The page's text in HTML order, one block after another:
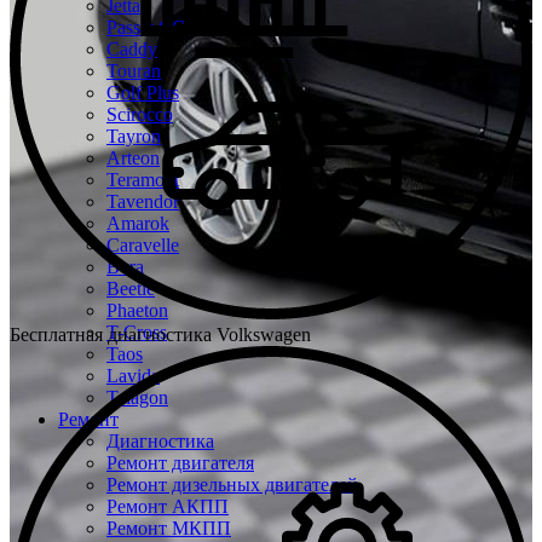
Jetta
Passat CC
Caddy
Touran
Golf Plus
Scirocco
Tayron
Arteon
Teramont
Tavendor
Amarok
Caravelle
Bora
Beetle
Phaeton
T-Cross
Taos
Lavida
Talagon
Ремонт
Диагностика
Ремонт двигателя
Ремонт дизельных двигателей
Ремонт АКПП
Ремонт МКПП
Бесплатная диагностика Volkswagen